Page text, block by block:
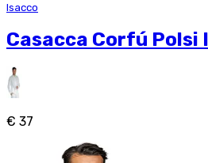
Isacco
Casacca Corfú Polsi
€ 37